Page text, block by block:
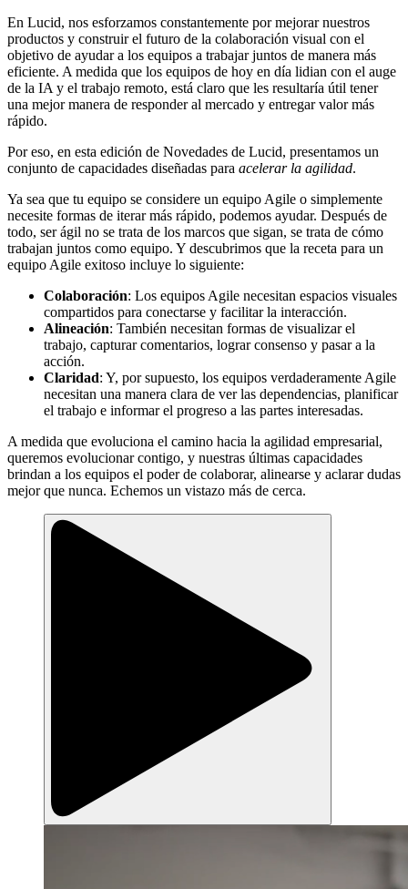
En Lucid, nos esforzamos constantemente por mejorar nuestros
productos y construir el futuro de la colaboración visual con el
objetivo de ayudar a los equipos a trabajar juntos de manera más
eficiente. A medida que los equipos de hoy en día lidian con el auge
de la IA y el trabajo remoto, está claro que les resultaría útil tener
una mejor manera de responder al mercado y entregar valor más
rápido.
Por eso, en esta edición de Novedades de Lucid, presentamos un
conjunto de capacidades diseñadas para acelerar la agilidad.
Ya sea que tu equipo se considere un equipo Agile o simplemente
necesite formas de iterar más rápido, podemos ayudar. Después de
todo, ser ágil no se trata de los marcos que sigan, se trata de cómo
trabajan juntos como equipo. Y descubrimos que la receta para un
equipo Agile exitoso incluye lo siguiente:
Colaboración: Los equipos Agile necesitan espacios visuales
compartidos para conectarse y facilitar la interacción.
Alineación: También necesitan formas de visualizar el
trabajo, capturar comentarios, lograr consenso y pasar a la
acción.
Claridad: Y, por supuesto, los equipos verdaderamente Agile
necesitan una manera clara de ver las dependencias, planificar
el trabajo e informar el progreso a las partes interesadas.
A medida que evoluciona el camino hacia la agilidad empresarial,
queremos evolucionar contigo, y nuestras últimas capacidades
brindan a los equipos el poder de colaborar, alinearse y aclarar dudas
mejor que nunca. Echemos un vistazo más de cerca.